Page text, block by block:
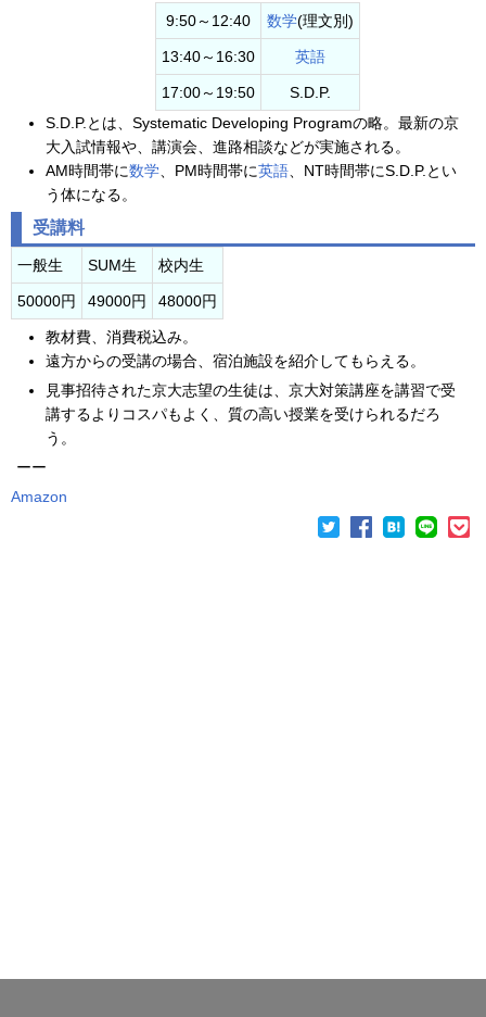
9:50～12:40
数学(理文別)
13:40～16:30 英語
17:00～19:50
S.D.P.
S.D.P.とは、Systematic Developing Programの略。最新の京
大入試情報や、講演会、進路相談などが実施される。
AM時間帯に数学 、PM時間帯に英語 、NT時間帯にS.D.P.とい
う体になる。
受講料
一般生 SUM生 校内生
50000円 49000円 48000円
教材費、消費税込み。
遠方からの受講の場合、宿泊施設を紹介してもらえる。
見事招待された京大志望の生徒は、京大対策講座を講習で受
講するよりコスパもよく、質の高い授業を受けられるだろ
う。
ーー
Amazon